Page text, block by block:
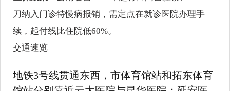
刀纳入门诊特慢病报销，需定点在就诊医院办理手
续，起付线比住院低60%。
交通速览
地铁3号线贯通东西，市体育馆站和拓东体育